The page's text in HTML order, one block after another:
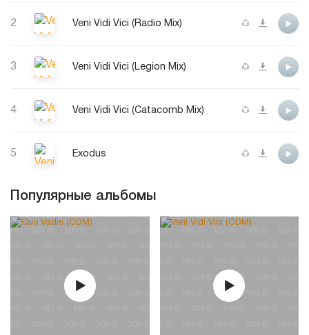
2 Veni Vidi Vici (Radio Mix)
3 Veni Vidi Vici (Legion Mix)
4 Veni Vidi Vici (Catacomb Mix)
5 Exodus
Популярные альбомы